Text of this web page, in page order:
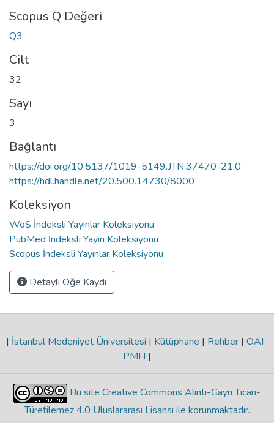
Scopus Q Değeri
Q3
Cilt
32
Sayı
3
Bağlantı
https://doi.org/10.5137/1019-5149.JTN.37470-21.0
https://hdl.handle.net/20.500.14730/8000
Koleksiyon
WoS İndeksli Yayınlar Koleksiyonu
PubMed İndeksli Yayın Koleksiyonu
Scopus İndeksli Yayınlar Koleksiyonu
Detaylı Öğe Kaydı
| İstanbul Medeniyet Üniversitesi | Kütüphane | Rehber | OAI-
PMH |
Bu site Creative Commons Alıntı-Gayri Ticari-
Türetilemez 4.0 Uluslararası Lisansı ile korunmaktadır.